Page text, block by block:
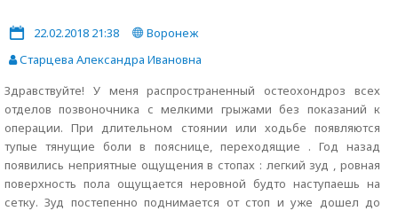
22.02.2018 21:38
Воронеж
Старцева Александра Ивановна
Здравствуйте! У меня распространенный остеохондроз всех
отделов позвоночника с мелкими грыжами без показаний к
операции. При длительном стоянии или ходьбе появляются
тупые тянущие боли в пояснице, переходящие . Год назад
появились неприятные ощущения в стопах : легкий зуд , ровная
поверхность пола ощущается неровной будто наступаешь на
сетку. Зуд постепенно поднимается от стоп и уже дошел до